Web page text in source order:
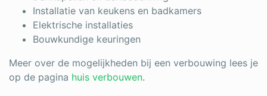
Installatie van keukens en badkamers
Elektrische installaties
Bouwkundige keuringen
Meer over de mogelijkheden bij een verbouwing lees je
op de pagina huis verbouwen.